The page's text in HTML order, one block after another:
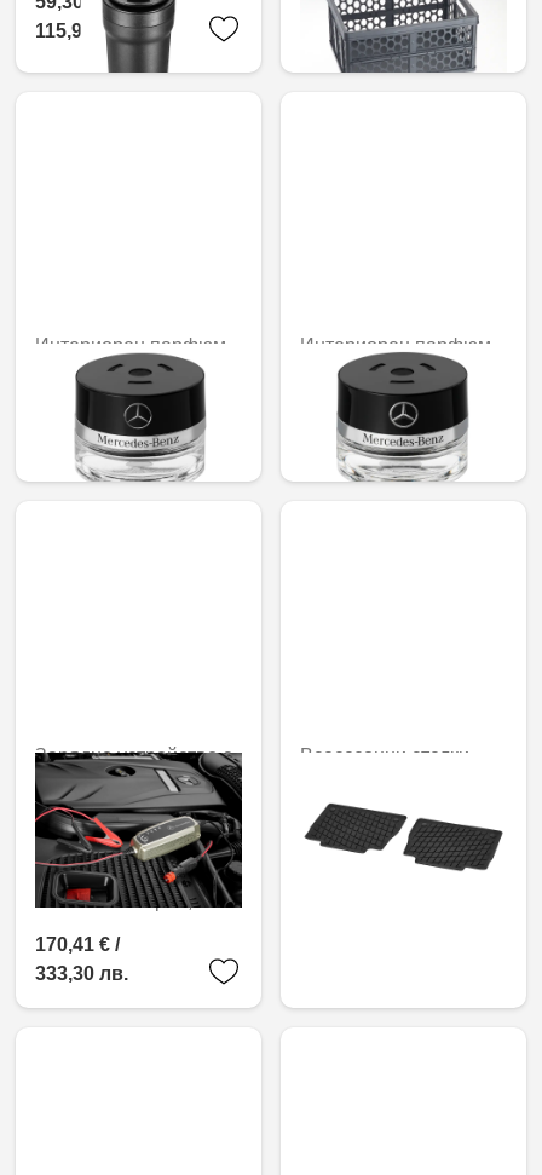
115,99 лв.
16,82 € / 32,90 лв.
Интериорен парфюм
№ 86 Mood Cotton
92,02 € /
179,97 лв.
Интериорен парфюм
Downtown mood
92,02 € /
179,97 лв.
Зарядно устройство с
функция за
поддържащо
зареждане, 5 A, за
оловно-киселинни и
литиеви батерии, ECE
170,41 € /
333,30 лв.
Всесезонни стелки
задни, комплект от 2
60,50 € /